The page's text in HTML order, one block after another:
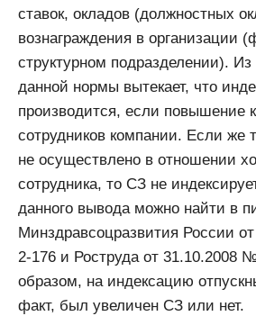
ставок, окладов (должностных
вознаграждения в организации
структурном подразделении).
данной нормы вытекает, что
производится, если повышение
сотрудников компании. Если же
не осуществлено в отношении
сотрудника, то СЗ не
данного вывода можно найти в
Минздравсоцразвития России
2-176 и Роструда от 31.10.2008
образом, на индексацию
факт, был увеличен СЗ или нет.